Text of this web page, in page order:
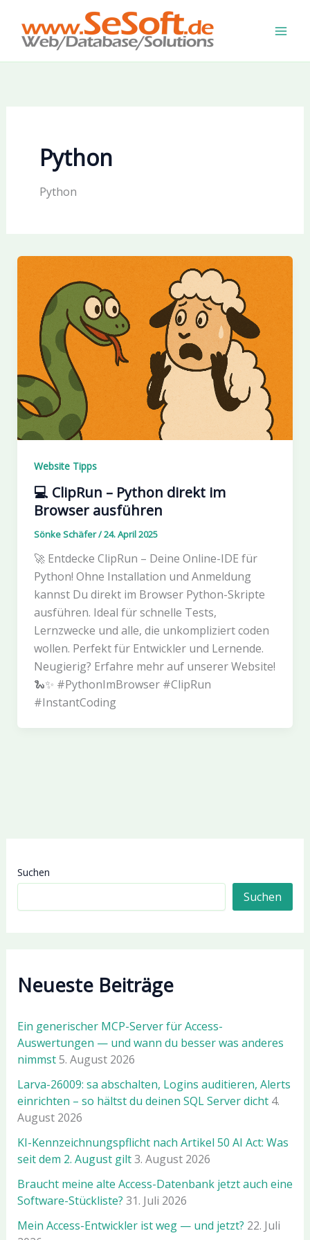
Inhalt
springen
Python
Python
Website Tipps
💻 ClipRun – Python direkt im
Browser ausführen
Sönke Schäfer/24. April 2025
🚀 Entdecke ClipRun – Deine Online-IDE für
Python! Ohne Installation und Anmeldung
kannst Du direkt im Browser Python-Skripte
ausführen. Ideal für schnelle Tests,
Lernzwecke und alle, die unkompliziert coden
wollen. Perfekt für Entwickler und Lernende.
Neugierig? Erfahre mehr auf unserer Website!
🐍✨ #PythonImBrowser #ClipRun
#InstantCoding
Suchen
Suchen
Neueste Beiträge
Ein generischer MCP-Server für Access-
Auswertungen — und wann du besser was anderes
nimmst5. August 2026
Larva-26009: sa abschalten, Logins auditieren, Alerts
einrichten – so hältst du deinen SQL Server dicht 4.
August 2026
KI-Kennzeichnungspflicht nach Artikel 50 AI Act: Was
seit dem 2. August gilt3. August 2026
Braucht meine alte Access-Datenbank jetzt auch eine
Software-Stückliste? 31. Juli 2026
Mein Access-Entwickler ist weg — und jetzt? 22. Juli